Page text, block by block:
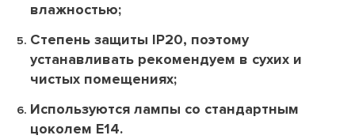
влажностью;
Степень защиты IP20, поэтому
устанавливать рекомендуем в сухих и
чистых помещениях;
Используются лампы со стандартным
цоколем Е14.